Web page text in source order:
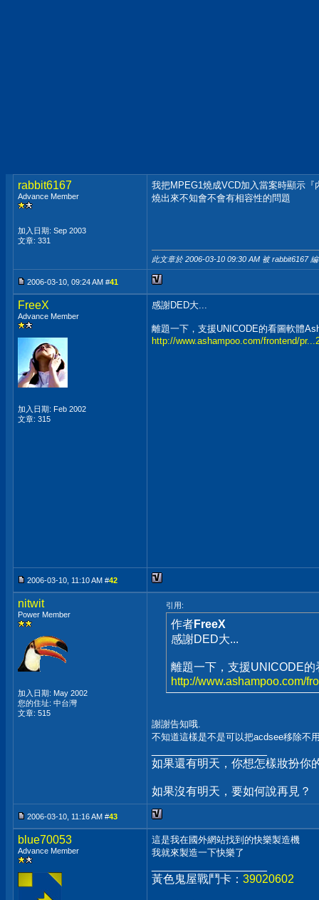
rabbit6167
Advance Member
加入日期: Sep 2003
文章: 331
我把MPEG1燒成VCD加入當案時顯示『
燒出來不知會不會有相容性的問題
此文章於 2006-03-10 09:30 AM 被 rabbit6167
2006-03-10, 09:24 AM #41
FreeX
Advance Member
加入日期: Feb 2002
文章: 315
感謝DED大...
離題一下，支援UNICODE的看圖軟體
http://www.ashampoo.com/frontend/
2006-03-10, 11:10 AM #42
nitwit
Power Member
加入日期: May 2002
您的住址: 中台灣
文章: 515
引用:
作者FreeX
感謝DED大...
離題一下，支援UNICODE
http://www.ashampoo.com/
謝謝告知哦.
不知道這樣是不是可以把acdsee移除不
如果還有明天，你想怎樣妝扮你
如果沒有明天，要如何說再見？
2006-03-10, 11:16 AM #43
blue70053
Advance Member
這是我在國外網站找到的快樂製造機
我就來製造一下快樂了
黃色鬼屋戰鬥卡： 39020602